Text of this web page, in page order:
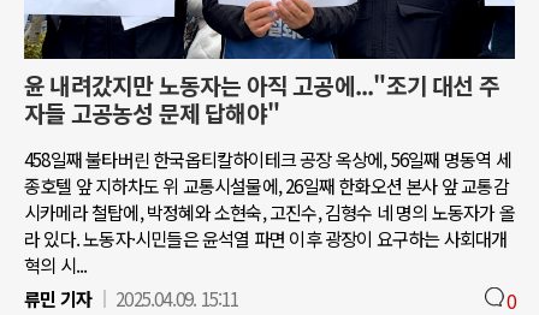
윤 내려갔지만 노동자는 아직 고공에..."조기 대선 주
자들 고공농성 문제 답해야"
458일째 불타버린 한국옵티칼하이테크 공장 옥상에, 56일째 명동역 세
종호텔 앞 지하차도 위 교통시설물에, 26일째 한화오션 본사 앞 교통감
시카메라 철탑에, 박정혜와 소현숙, 고진수, 김형수 네 명의 노동자가 올
라 있다. 노동자·시민들은 윤석열 파면 이후 광장이 요구하는 사회대개
혁의 시...
류민 기자
2025.04.09. 15:11 0